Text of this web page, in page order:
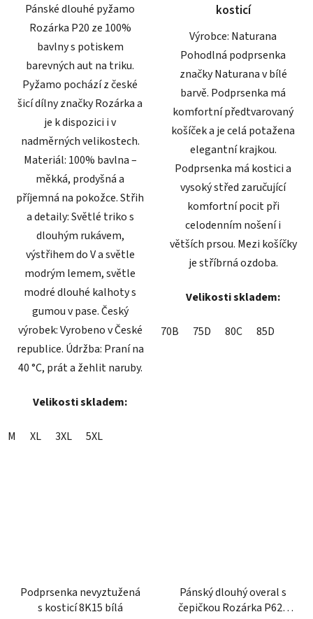
Pánské dlouhé pyžamo
Rozárka P20 ze 100%
bavlny s potiskem
barevných aut na triku.
Pyžamo pochází z české
šicí dílny značky Rozárka a
je k dispozici i v
nadměrných velikostech.
Materiál: 100% bavlna –
měkká, prodyšná a
příjemná na pokožce. Střih
a detaily: Světlé triko s
dlouhým rukávem,
výstřihem do V a světle
modrým lemem, světle
modré dlouhé kalhoty s
gumou v pase. Český
výrobek: Vyrobeno v České
republice. Údržba: Praní na
40 °C, prát a žehlit naruby.
Velikosti skladem:
M XL 3XL 5XL
kosticí
Výrobce: Naturana
Pohodlná podprsenka
značky Naturana v bílé
barvě. Podprsenka má
komfortní předtvarovaný
košíček a je celá potažena
elegantní krajkou.
Podprsenka má kostici a
vysoký střed zaručující
komfortní pocit při
celodenním nošení i
větších prsou. Mezi košíčky
je stříbrná ozdoba.
Velikosti skladem:
70B 75D 80C 85D
Podprsenka nevyztužená
s kosticí 8K15 bílá
Pánský dlouhý overal s
čepičkou Rozárka P621